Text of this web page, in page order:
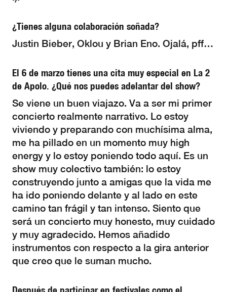
¿Tienes alguna colaboración soñada?
Justin Bieber, Oklou y Brian Eno. Ojalá, pff…
El 6 de marzo tienes una cita muy especial en La 2
de Apolo. ¿Qué nos puedes adelantar del show?
Se viene un buen viajazo. Va a ser mi primer
concierto realmente narrativo. Lo estoy
viviendo y preparando con muchísima alma,
me ha pillado en un momento muy high
energy y lo estoy poniendo todo aquí. Es un
show muy colectivo también: lo estoy
construyendo junto a amigas que la vida me
ha ido poniendo delante y al lado en este
camino tan frágil y tan intenso. Siento que
será un concierto muy honesto, muy cuidado
y muy agradecido. Hemos añadido
instrumentos con respecto a la gira anterior
que creo que le suman mucho.